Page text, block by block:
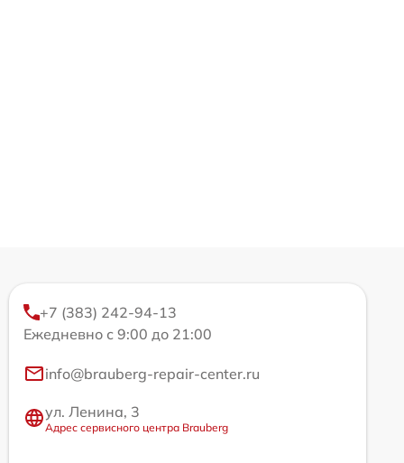
+7 (383) 242-94-13
Ежедневно с 9:00 до 21:00
info@brauberg-repair-center.ru
ул. Ленина, 3
Адрес сервисного центра Brauberg